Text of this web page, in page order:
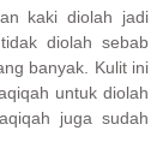
kaki diolah jadi
diolah sebab
banyak. Kulit ini
untuk diolah
juga sudah